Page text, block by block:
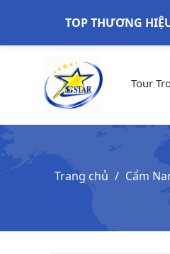
TOP THƯƠNG
Tour
Trang chủ Cẩm